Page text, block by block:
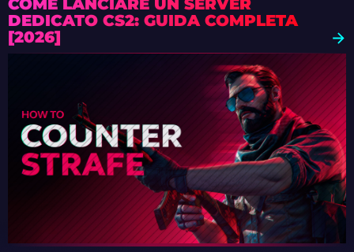
COME LANCIARE UN SERVER
DEDICATO CS2: GUIDA COMPLETA
[2026]